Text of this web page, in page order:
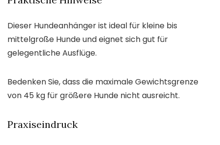
Dieser Hundeanhänger ist ideal für kleine bis
mittelgroße Hunde und eignet sich gut für
gelegentliche Ausflüge.
Bedenken Sie, dass die maximale Gewichtsgrenze
von 45 kg für größere Hunde nicht ausreicht.
Praxiseindruck